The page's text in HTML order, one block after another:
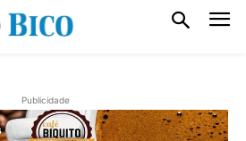
Publicidade